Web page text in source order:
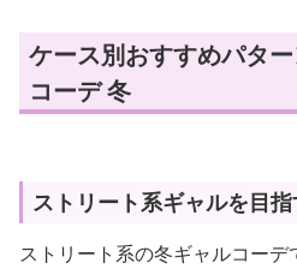
ケース別おすすめパタ
コーデ 冬
ストリート系ギャルを目
ストリート系の冬ギャルコーデ